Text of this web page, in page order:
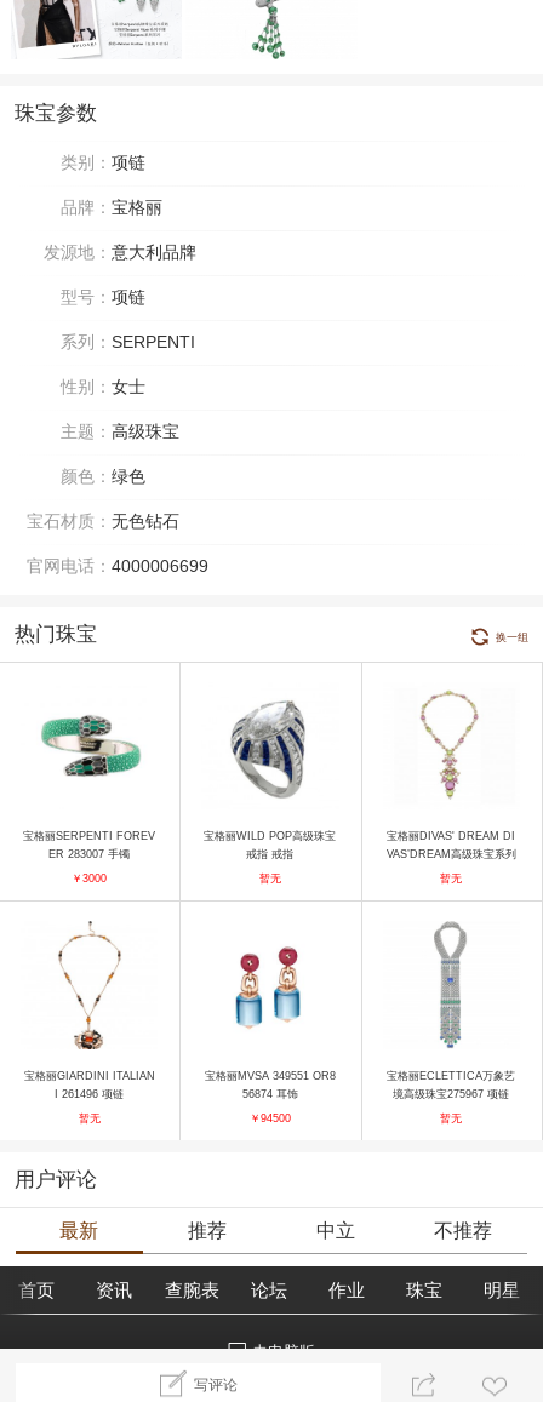
珠宝参数
类别： 项链
品牌： 宝格丽
发源地： 意大利品牌
型号： 项链
系列： SERPENTI
性别： 女士
主题： 高级珠宝
颜色： 绿色
宝石材质： 无色钻石
官网电话： 4000006699
热门珠宝 换一组
宝格丽SERPENTI FOREV
ER 283007 手镯
￥3000
宝格丽WILD POP高级珠宝
戒指 戒指
暂无
宝格丽DIVAS' DREAM DI
VAS’DREAM高级珠宝系列
高级珠宝系列玫瑰金镶碧玺
暂无
宝格丽GIARDINI ITALIAN
I 261496 项链
暂无
宝格丽MVSA 349551 OR8
56874 耳饰
￥94500
宝格丽ECLETTICA万象艺
境高级珠宝275967 项链
暂无
用户评论
最新 推荐 中立 不推荐
写评论
首页 资讯 查腕表 论坛 作业 珠宝 明星
去电脑版
©2018腕表之家 m.xbiao.com